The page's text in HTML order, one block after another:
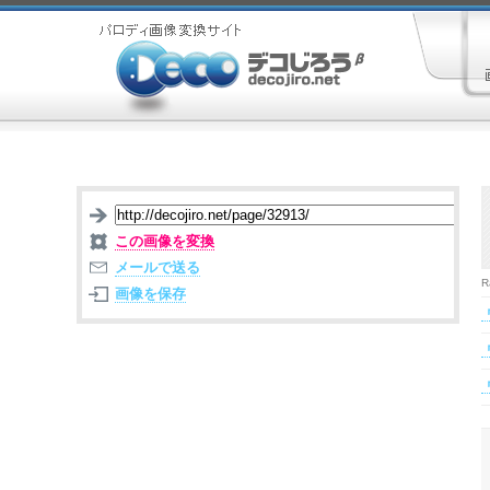
この画像を変換
メールで送る
画像を保存